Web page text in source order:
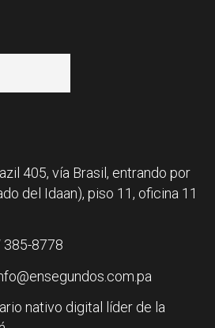
405, vía Brasil, entrando por
del Idaan), piso 11, oficina 11
385-8778
nativo digital líder de la